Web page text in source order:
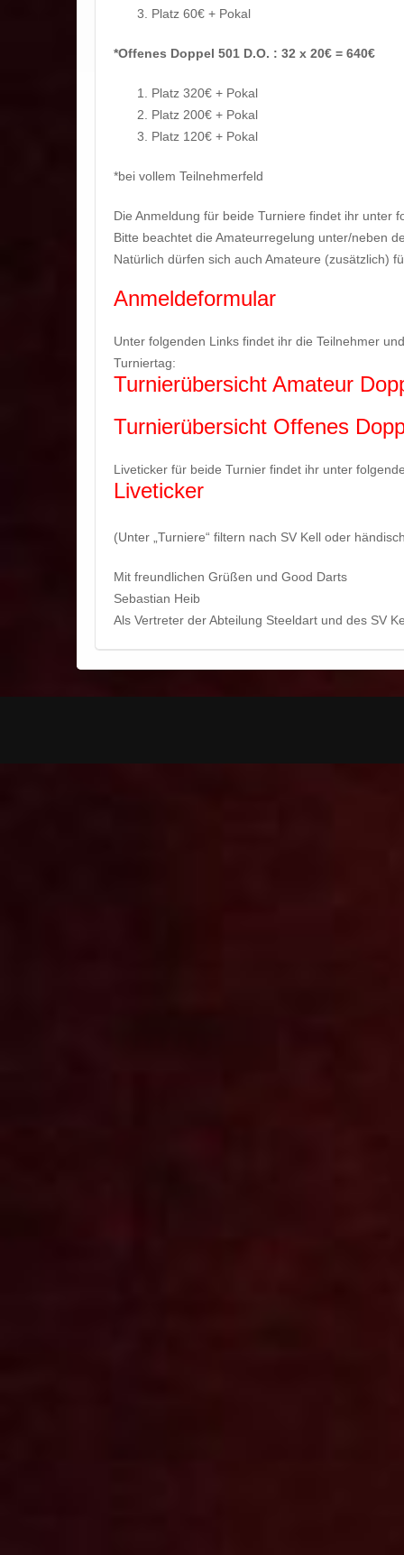
Platz 60€ + Pokal
*Offenes Doppel 501 D.O. : 32 x 20€ = 640€
Platz 320€ + Pokal
Platz 200€ + Pokal
Platz 120€ + Pokal
*bei vollem Teilnehmerfeld
Die Anmeldung für beide Turniere findet ihr unter
Bitte beachtet die Amateurregelung unter/neben
Natürlich dürfen sich auch Amateure (zusätzlich)
Anmeldeformular
Unter folgenden Links findet ihr die Teilnehmer
Turniertag:
Turnierübersicht Amateur
Turnierübersicht Offenes
Liveticker für beide Turnier findet ihr unter
Liveticker
(Unter „Turniere“ filtern nach SV Kell oder
Mit freundlichen Grüßen und Good Darts
Sebastian Heib
Als Vertreter der Abteilung Steeldart und des SV